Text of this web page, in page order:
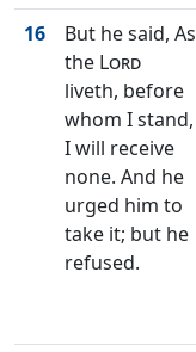
16
But he said, As
the Lord
liveth, before
whom I stand,
I will receive
none. And he
urged him to
take it; but he
refused.